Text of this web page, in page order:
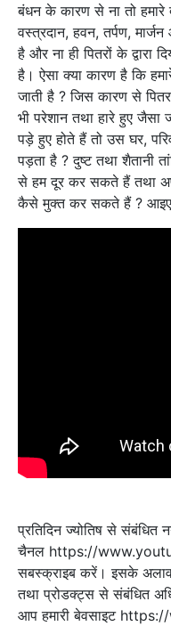
बंधन के कारण से ना तो हमारे
वस्त्रदान, हवन, तर्पण,
है और ना ही पितरों के द्वारा
है। ऐसा क्या कारण है कि
जाती है ? जिस कारण से
भी परेशान तथा हारे हुए
पड़े हुए होते हैं तो उस घर,
पड़ता है ? दुष्ट तथा शैतानी
से हम दूर कर सकते हैं तथा
कैसे मुक्त कर सकते हैं ? आइए
प्रतिदिन ज्योतिष से संबंधित
चैनल https://
सबस्‍क्राइब करें। इसके
तथा प्रोडक्ट्स से संबंधित
आप हमारी बेवसाइट